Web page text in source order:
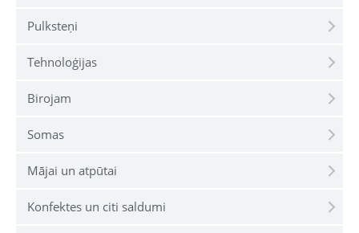
Pulksteņi
Tehnoloģijas
Birojam
Somas
Mājai un atpūtai
Konfektes un citi saldumi